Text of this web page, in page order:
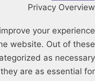
Privacy Overview
your experience
website. Out of these
as necessary
are as essential for